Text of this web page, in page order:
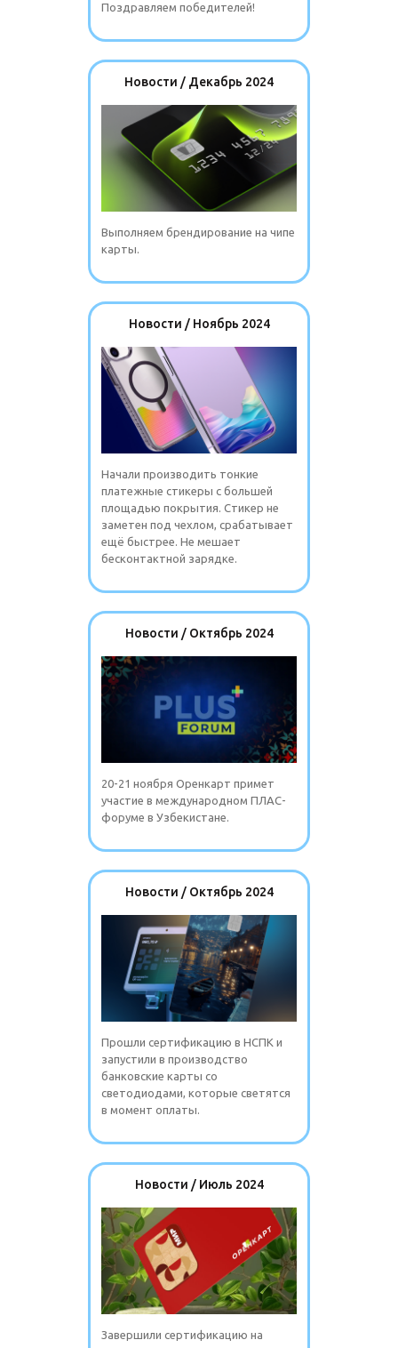
Поздравляем победителей!
Новости / Декабрь 2024
Выполняем брендирование на чипе
карты.
Новости / Ноябрь 2024
Начали производить тонкие
платежные стикеры с большей
площадью покрытия. Стикер не
заметен под чехлом, срабатывает
ещё быстрее. Не мешает
бесконтактной зарядке.
Новости / Октябрь 2024
20-21 ноября Оренкарт примет
участие в международном ПЛАС-
форуме в Узбекистане.
Новости / Октябрь 2024
Прошли сертификацию в НСПК и
запустили в производство
банковские карты со
светодиодами, которые светятся
в момент оплаты.
Новости / Июль 2024
Завершили сертификацию на